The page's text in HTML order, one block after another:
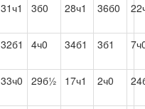
31ч1 3б0 28ч1 36б0
32б1 4ч0 34б1 3б1
33ч0 29б½ 17ч1 2ч0